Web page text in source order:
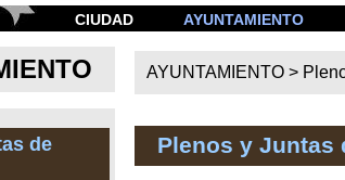
CIUDAD AYUNTAMIENTO
de
AYUNTAMIENTO >
Plenos y Juntas